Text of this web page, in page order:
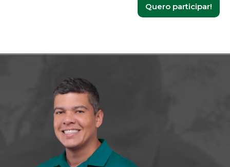
Quero participar!